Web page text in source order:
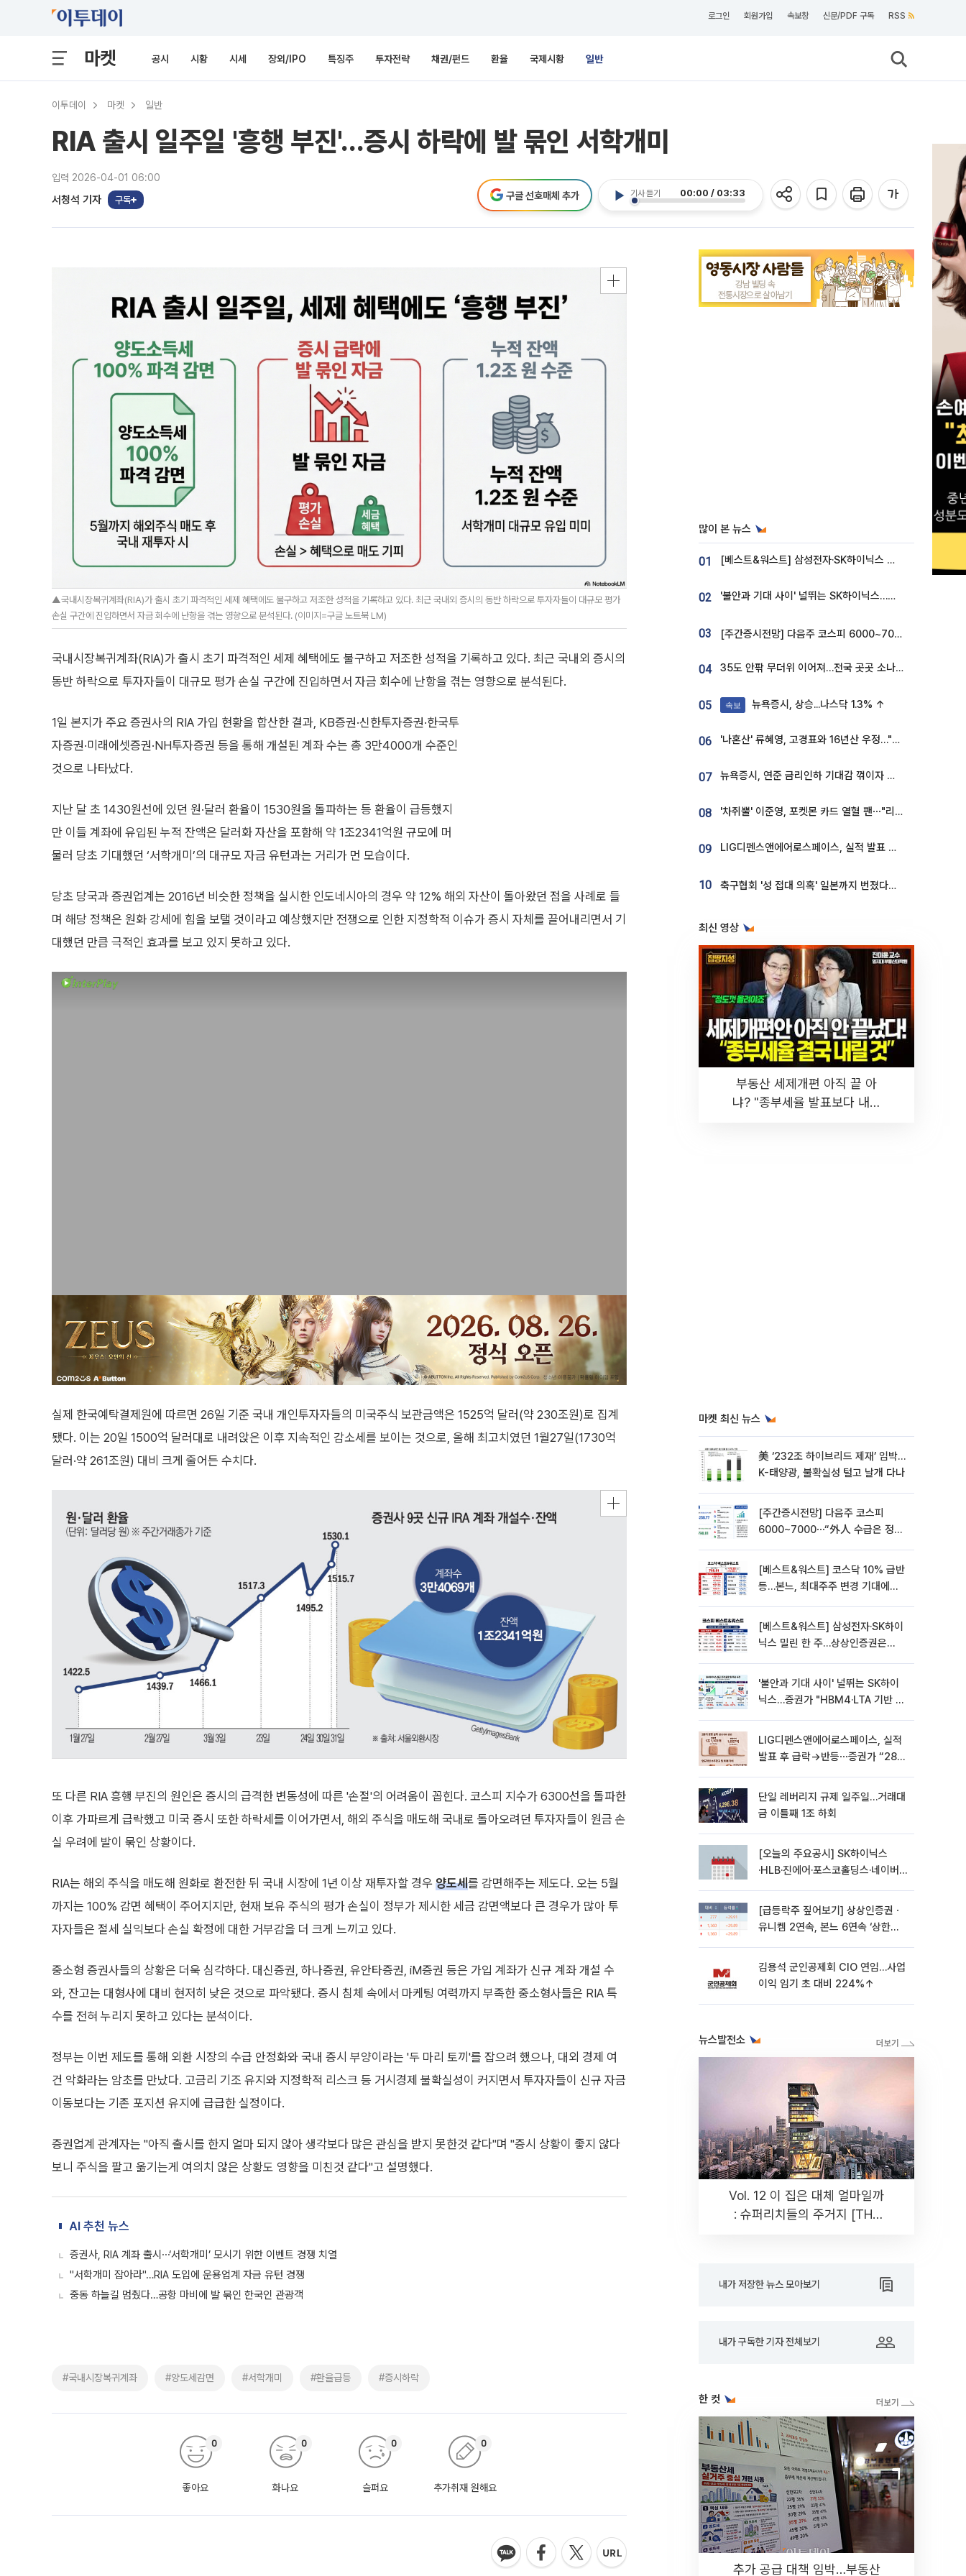
로그인 회원가입 속보창 신문/PDF 구독 RSS
마켓 공시 시황 시세 장외/IPO 특징주 투자전략 채권/펀드 환율 국제시황 일반
이투데이 마켓 일반
RIA 출시 일주일 '흥행 부진'…증시 하락에 발 묶인 서학개미
입력 2026-04-01 06:00
서청석 기자 구독
기사 듣기 00:00 / 03:33
구글 선호매체 추가
▲국내시장복귀계좌(RIA)가 출시 초기 파격적인 세제 혜택에도 불구하고 저조한 성적을 기록하고 있다. 최근 국내외 증시의 동반 하락으로 투자자들이 대규모 평가
손실 구간에 진입하면서 자금 회수에 난항을 겪는 영향으로 분석된다. (이미지=구글 노트북 LM)
국내시장복귀계좌(RIA)가 출시 초기 파격적인 세제 혜택에도 불구하고 저조한 성적을 기록하고 있다. 최근 국내외 증시의
동반 하락으로 투자자들이 대규모 평가 손실 구간에 진입하면서 자금 회수에 난항을 겪는 영향으로 분석된다.
1일 본지가 주요 증권사의 RIA 가입 현황을 합산한 결과, KB증권·신한투자증권·한국투
자증권·미래에셋증권·NH투자증권 등을 통해 개설된 계좌 수는 총 3만4000개 수준인
것으로 나타났다.
지난 달 초 1430원선에 있던 원·달러 환율이 1530원을 돌파하는 등 환율이 급등했지
만 이들 계좌에 유입된 누적 잔액은 달러화 자산을 포함해 약 1조2341억원 규모에 머
물러 당초 기대했던 ‘서학개미’의 대규모 자금 유턴과는 거리가 먼 모습이다.
당초 당국과 증권업계는 2016년 비슷한 정책을 실시한 인도네시아의 경우 약 12% 해외 자산이 돌아왔던 점을 사례로 들
며 해당 정책은 원화 강세에 힘을 보탤 것이라고 예상했지만 전쟁으로 인한 지정학적 이슈가 증시 자체를 끌어내리면서 기
대했던 만큼 극적인 효과를 보고 있지 못하고 있다.
실제 한국예탁결제원에 따르면 26일 기준 국내 개인투자자들의 미국주식 보관금액은 1525억 달러(약 230조원)로 집계
됐다. 이는 20일 1500억 달러대로 내려앉은 이후 지속적인 감소세를 보이는 것으로, 올해 최고치였던 1월27일(1730억
달러·약 261조원) 대비 크게 줄어든 수치다.
또 다른 RIA 흥행 부진의 원인은 증시의 급격한 변동성에 따른 '손절'의 어려움이 꼽힌다. 코스피 지수가 6300선을 돌파한
이후 가파르게 급락했고 미국 증시 또한 하락세를 이어가면서, 해외 주식을 매도해 국내로 돌아오려던 투자자들이 원금 손
실 우려에 발이 묶인 상황이다.
RIA는 해외 주식을 매도해 원화로 환전한 뒤 국내 시장에 1년 이상 재투자할 경우 양도세를 감면해주는 제도다. 오는 5월
까지는 100% 감면 혜택이 주어지지만, 현재 보유 주식의 평가 손실이 정부가 제시한 세금 감면액보다 큰 경우가 많아 투
자자들은 절세 실익보다 손실 확정에 대한 거부감을 더 크게 느끼고 있다.
중소형 증권사들의 상황은 더욱 심각하다. 대신증권, 하나증권, 유안타증권, iM증권 등은 가입 계좌가 신규 계좌 개설 수
와, 잔고는 대형사에 대비 현저히 낮은 것으로 파악됐다. 증시 침체 속에서 마케팅 여력까지 부족한 중소형사들은 RIA 특
수를 전혀 누리지 못하고 있다는 분석이다.
정부는 이번 제도를 통해 외환 시장의 수급 안정화와 국내 증시 부양이라는 '두 마리 토끼'를 잡으려 했으나, 대외 경제 여
건 악화라는 암초를 만났다. 고금리 기조 유지와 지정학적 리스크 등 거시경제 불확실성이 커지면서 투자자들이 신규 자금
이동보다는 기존 포지션 유지에 급급한 실정이다.
증권업계 관계자는 "아직 출시를 한지 얼마 되지 않아 생각보다 많은 관심을 받지 못한것 같다"며 "증시 상황이 좋지 않다
보니 주식을 팔고 옮기는게 여의치 않은 상황도 영향을 미친것 같다"고 설명했다.
AI 추천 뉴스
증권사, RIA 계좌 출시⋯‘서학개미’ 모시기 위한 이벤트 경쟁 치열
"서학개미 잡아라"…RIA 도입에 운용업계 자금 유턴 경쟁
중동 하늘길 멈췄다…공항 마비에 발 묶인 한국인 관광객
#국내시장복귀계좌 #양도세감면 #서학개미 #환율급등 #증시하락
좋아요
0
화나요
0
슬퍼요
0
추가취재 원해요
0
많이 본 뉴스
01 [베스트&워스트] 삼성전자·SK하이닉스 밀린 한 주…상상인증권은 85% 급등
02 '불안과 기대 사이' 널뛰는 SK하이닉스…증권가 "HBM4·LTA 기반 펀터멘털 견고"
03 [주간증시전망] 다음주 코스피 6000~7000⋯“外人 수급은 정책이 변수”
04 35도 안팎 무더위 이어져…전국 곳곳 소나기 [오늘 날씨]
05 속보 뉴욕증시, 상승...나스닥 1.3% ↑
06 '나혼산' 류혜영, 고경표와 16년산 우정…"자취방서 부모님과 마주쳐"
07 뉴욕증시, 연준 금리인하 기대감 꺾이자 상승...S&P500 사상 최고치 [종합]
08 '차쥐뿔' 이준영, 포켓몬 카드 열혈 팬⋯"리셀러 처단할 것"
09 LIG디펜스앤에어로스페이스, 실적 발표 후 급락→반등⋯증권가 “28년까지 튼튼”
10 축구협회 '성 접대 의혹' 일본까지 번졌다…日 심판 실명 공개
최신 영상
부동산 세제개편 아직 끝 아
냐? "종부세율 발표보다 내릴
마켓 최신 뉴스
美 ‘232조 하이브리드 제재’ 임박…
K-태양광, 불확실성 털고 날개 다나
[주간증시전망] 다음주 코스피
6000~7000⋯“外人 수급은 정책
[베스트&워스트] 코스닥 10% 급반
등…본느, 최대주주 변경 기대에
[베스트&워스트] 삼성전자·SK하이
닉스 밀린 한 주…상상인증권은
'불안과 기대 사이' 널뛰는 SK하이
닉스…증권가 "HBM4·LTA 기반 펀
LIG디펜스앤에어로스페이스, 실적
발표 후 급락→반등⋯증권가 “28년
단일 레버리지 규제 일주일…거래대
금 이틀째 1조 하회
[오늘의 주요공시] SK하이닉스
·HLB·진에어·포스코홀딩스·네이버·
[급등락주 짚어보기] 상상인증권ㆍ
유니켐 2연속, 본느 6연속 ‘상한
김용석 군인공제회 CIO 연임…사업
이익 임기 초 대비 224%↑
뉴스발전소
Vol. 12 이 집은 대체 얼마일까
: 슈퍼리치들의 주거지 [THE
내가 저장한 뉴스 모아보기
내가 구독한 기자 전체보기
한 컷
추가 공급 대책 임박…부동산